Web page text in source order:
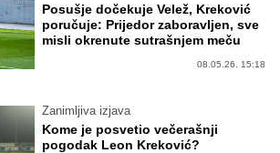
Posušje dočekuje Velež, Kreković
poručuje: Prijedor zaboravljen, sve
misli okrenute sutrašnjem meču
08.05.26. 15:18
Zanimljiva izjava
Kome je posvetio večerašnji
pogodak Leon Kreković?